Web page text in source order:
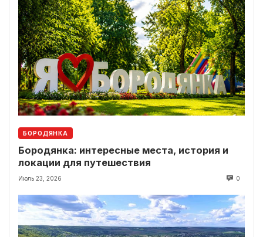
БОРОДЯНКА
Бородянка: интересные места, история и
локации для путешествия
Июль 23, 2026 0